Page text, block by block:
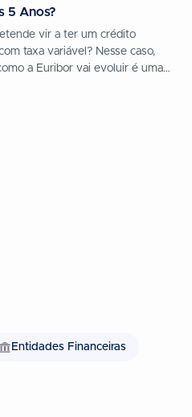
5 Anos?
vir a ter um crédito
taxa variável? Nesse caso,
a Euribor vai evoluir é uma
Entidades Financeiras